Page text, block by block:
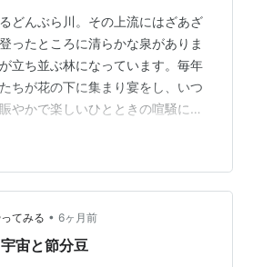
どんぶら川。その上流にはざあざ
ったところに清らかな泉がありま
立ち並ぶ林になっています。毎年
ちが花の下に集まり宴をし、いつ
やかで楽しいひとときの喧騒に包
日後は上巳の節供です。 猫たちは山
祓えの紙を流します。 厄をのせた
は一瞬でざあざあ滝に飲み込まれ
めでたしめでたし。宴だ宴、やっ
ねこ神社のご祭神、羽巣手戸さ
てみる • 6ヶ月前
宇宙と節分豆